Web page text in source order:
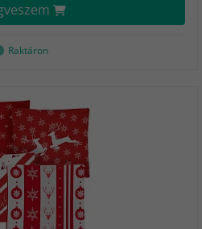
Raktáron